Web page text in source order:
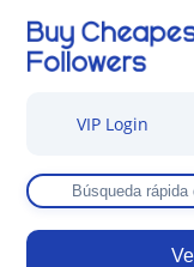
VIP Login